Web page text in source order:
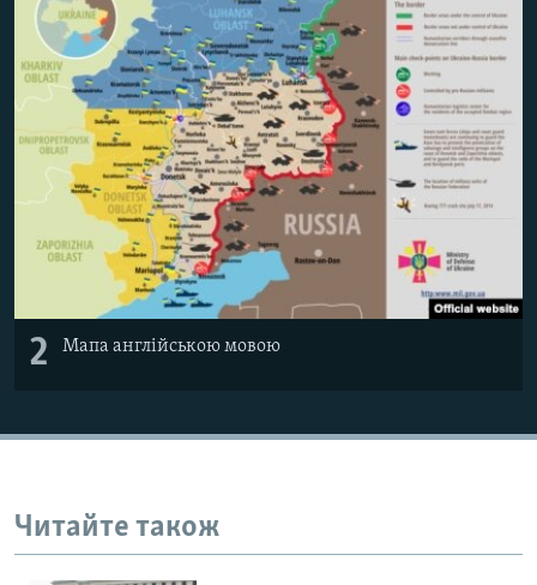
2 Мапа англійською мовою
Читайте також